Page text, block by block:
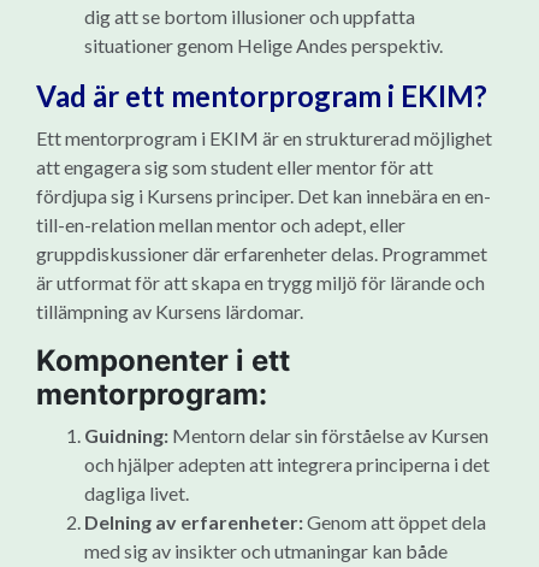
dig att se bortom illusioner och uppfatta
situationer genom Helige Andes perspektiv.
Vad är ett mentorprogram i EKIM?
Ett mentorprogram i EKIM är en strukturerad möjlighet
att engagera sig som student eller mentor för att
fördjupa sig i Kursens principer. Det kan innebära en en-
till-en-relation mellan mentor och adept, eller
gruppdiskussioner där erfarenheter delas. Programmet
är utformat för att skapa en trygg miljö för lärande och
tillämpning av Kursens lärdomar.
Komponenter i ett
mentorprogram:
Guidning: Mentorn delar sin förståelse av Kursen
och hjälper adepten att integrera principerna i det
dagliga livet.
Delning av erfarenheter:Genom att öppet dela
med sig av insikter och utmaningar kan både